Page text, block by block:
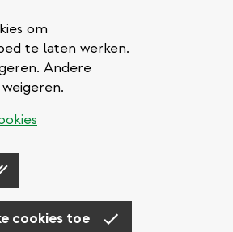
om
te laten werken.
Andere
cookies toe